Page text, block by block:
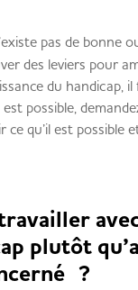
pas de bonne
des leviers pour
du handicap,
possible,
qu’il est possible
plutôt
?